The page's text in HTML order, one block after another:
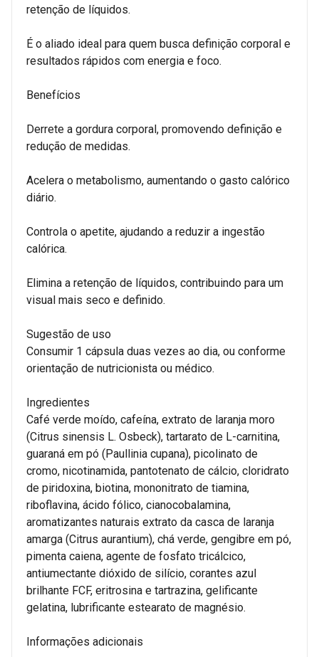
retenção de líquidos.
É o aliado ideal para quem busca definição corporal e
resultados rápidos com energia e foco.
Benefícios
Derrete a gordura corporal, promovendo definição e
redução de medidas.
Acelera o metabolismo, aumentando o gasto calórico
diário.
Controla o apetite, ajudando a reduzir a ingestão
calórica.
Elimina a retenção de líquidos, contribuindo para um
visual mais seco e definido.
Sugestão de uso
Consumir 1 cápsula duas vezes ao dia, ou conforme
orientação de nutricionista ou médico.
Ingredientes
Café verde moído, cafeína, extrato de laranja moro
(Citrus sinensis L. Osbeck), tartarato de L-carnitina,
guaraná em pó (Paullinia cupana), picolinato de
cromo, nicotinamida, pantotenato de cálcio, cloridrato
de piridoxina, biotina, mononitrato de tiamina,
riboflavina, ácido fólico, cianocobalamina,
aromatizantes naturais extrato da casca de laranja
amarga (Citrus aurantium), chá verde, gengibre em pó,
pimenta caiena, agente de fosfato tricálcico,
antiumectante dióxido de silício, corantes azul
brilhante FCF, eritrosina e tartrazina, gelificante
gelatina, lubrificante estearato de magnésio.
Informações adicionais